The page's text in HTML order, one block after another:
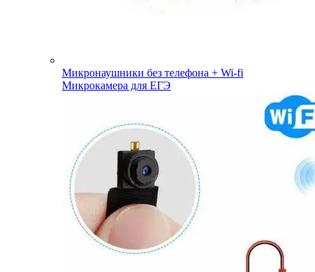
Микронаушники без телефона + Wi-fi
Микрокамера для ЕГЭ